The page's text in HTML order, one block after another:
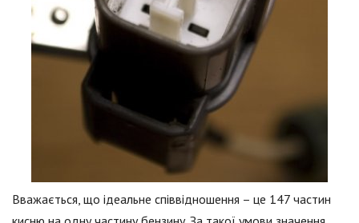
Вважається, що ідеальне співвідношення – це 147 частин